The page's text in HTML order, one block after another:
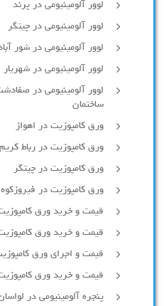
لوور آلومینیومی در پرند
لوور آلومینیومی در چیتگر
لوور آلومینیومی در شور
لوور آلومينيومي در شهريار
لوور آلومینیومی در
ساختمان
ورق کامپوزیت در اهواز
ورق کامپوزیت در رباط کریم
ورق کامپوزیت در چیتگر
ورق کامپوزیت در فیروزکوه
قیمت و خرید ورق
قیمت و خرید ورق
قیمت و اجرای ورق
قیمت و خرید ورق
پنجره آلومینیومی در